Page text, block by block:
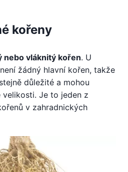
kořeny
nebo vláknitý kořen. U
žádný hlavní kořen, takže
důležité a mohou
Je to jeden z
v zahradnických